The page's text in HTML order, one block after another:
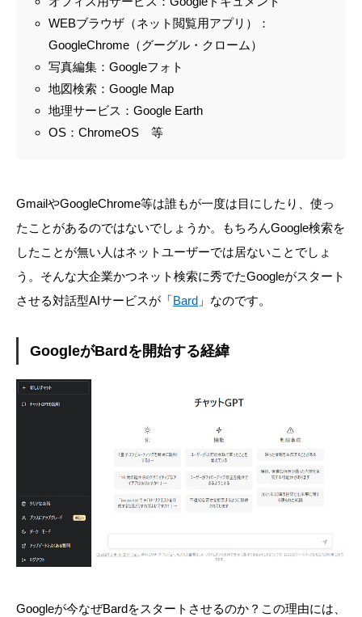
WEBブラウザ（ネット閲覧用アプリ）：
GoogleChrome（グーグル・クローム）
写真編集：Googleフォト
地図検索：Google Map
地理サービス：Google Earth
OS：ChromeOS 等
GmailやGoogleChrome等は誰もが一度は目にしたり、使っ
たことがあるのではないでしょうか。もちろんGoogle検索を
したことが無い人はネットユーザーでは居ないことでしょ
う。そんな大企業かつネット検索に秀でたGoogleがスタート
させる対話型AIサービスが「Bard 」なのです。
GoogleがBardを開始する経緯
Googleが今なぜBardをスタートさせるのか？この理由には、